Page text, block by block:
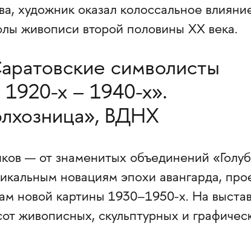
художник оказал колоссальное
живописи второй половины ХХ века.
символисты
х – 1940-х».
ВДНХ
— от знаменитых объединений
новациям эпохи авангарда,
новой картины 1930–1950-х. На
живописных, скульптурных и